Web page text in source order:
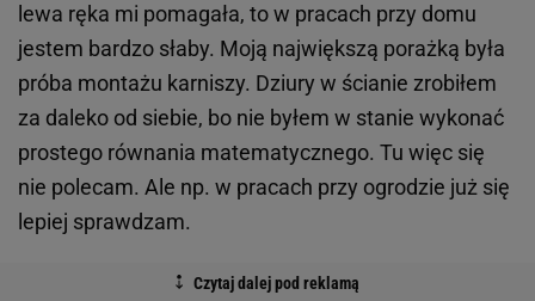
lewa ręka mi pomagała, to w pracach przy domu
jestem bardzo słaby. Moją największą porażką była
próba montażu karniszy. Dziury w ścianie zrobiłem
za daleko od siebie, bo nie byłem w stanie wykonać
prostego równania matematycznego. Tu więc się
nie polecam. Ale np. w pracach przy ogrodzie już się
lepiej sprawdzam.